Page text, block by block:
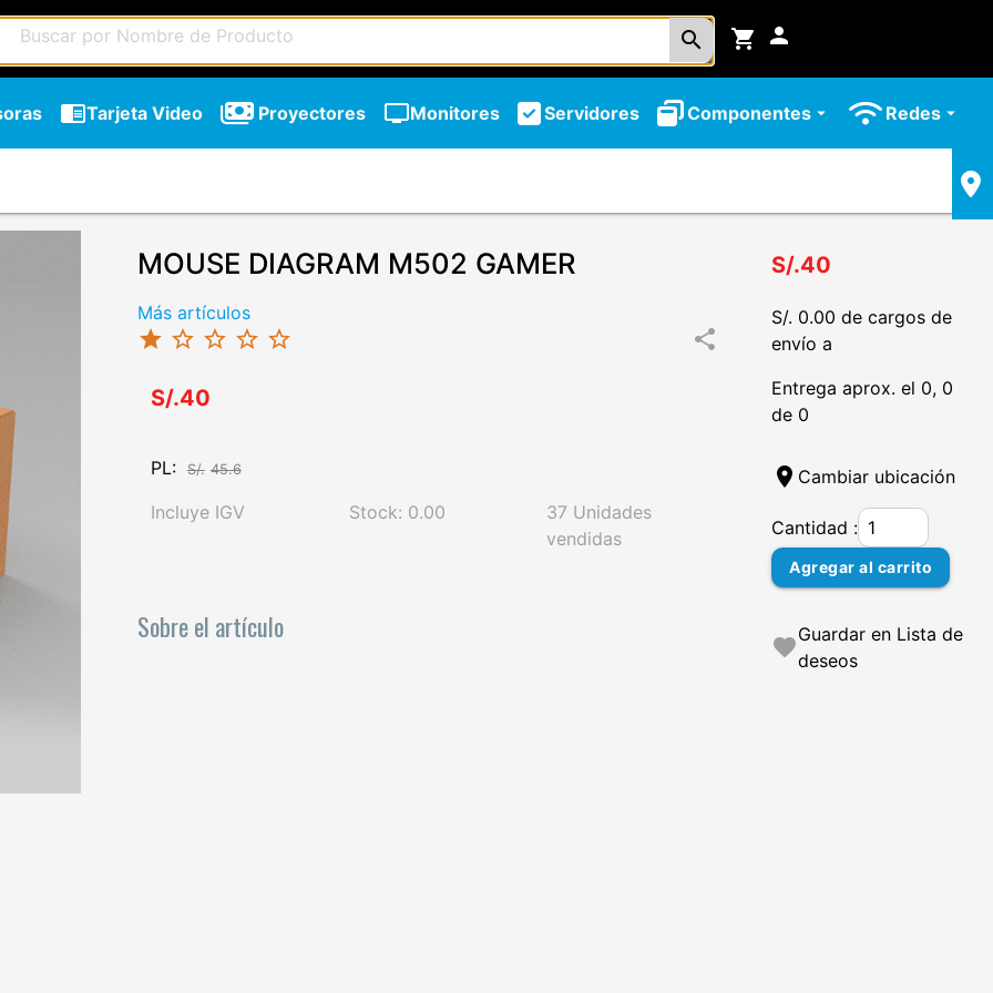
search shopping_cart person
chrome_reader_modeTarjeta Video Proyectores tvMonitores Servidores Componentesarrow_drop_down Redes arrow_drop_down
MOUSE DIAGRAM M502 GAMER
Más artículos
star star_border star_border star_border star_border share
S/.40
PL: S/. 45.6
Incluye IGV Stock: 0.00
37 Unidades
vendidas
Sobre el artículo
S/.40
S/. 0.00 de cargos de
envío a
Entrega aprox. el 0, 0
de 0
location_on Cambiar ubicación
Cantidad :
Agregar al carrito
favoriteGuardar en Lista de
deseos